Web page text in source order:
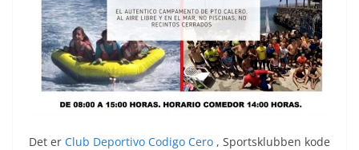
Det er Club Deportivo Codigo Cero , Sportsklubben kode